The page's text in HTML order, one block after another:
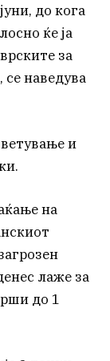
до кога
ќе ја
за
наведува
и
на
лаже за
до 1